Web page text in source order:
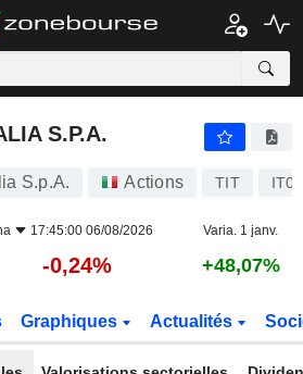
S.P.A.
S.p.A. Actions TIT
17:45:00 06/08/2026 Varia. 1 janv.
-0,24% +48,07%
Graphiques Actualités